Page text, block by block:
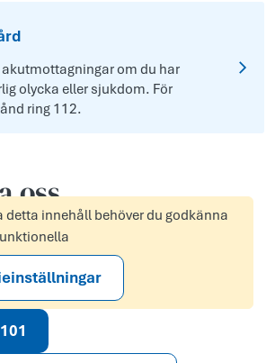
akutmottagningar om du har
olycka eller sjukdom. För
ring 112.
oss
detta innehåll behöver du godkänna